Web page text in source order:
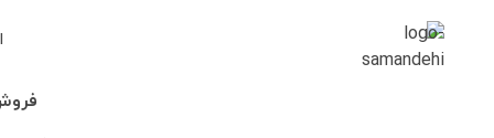
فروش: